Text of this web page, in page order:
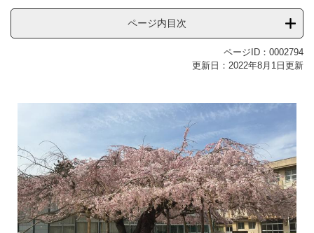
ページ内目次
ページID：0002794
更新日：2022年8月1日更新